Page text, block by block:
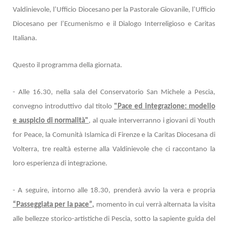
Valdinievole, l’Ufficio Diocesano per la Pastorale Giovanile, l’Ufficio
Diocesano per l’Ecumenismo e il Dialogo Interreligioso e Caritas
Italiana.
Questo il programma della giornata.
- Alle 16.30, nella sala del Conservatorio San Michele a Pescia,
convegno introduttivo dal titolo "Pace ed integrazione: modello
e auspicio di normalità" , al quale interverranno i giovani di Youth
for Peace, la Comunità Islamica di Firenze e la Caritas Diocesana di
Volterra, tre realtà esterne alla Valdinievole che ci raccontano la
loro esperienza di integrazione.
- A seguire, intorno alle 18.30, prenderà avvio la vera e propria
“Passeggiata per la pace”, momento in cui verrà alternata la visita
alle bellezze storico-artistiche di Pescia, sotto la sapiente guida del